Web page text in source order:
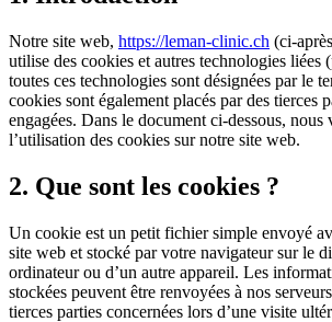
Notre site web, https://leman-clinic.ch (ci-
utilise des cookies et autres technologies liées
toutes ces technologies sont désignées par le
cookies sont également placés par des tierces
engagées. Dans le document ci-dessous,
l’utilisation des cookies sur notre site web.
2. Que sont les cookies ?
Un cookie est un petit fichier simple envoyé
site web et stocké par votre navigateur sur le
ordinateur ou d’un autre appareil. Les
stockées peuvent être renvoyées à nos
tierces parties concernées lors d’une visite